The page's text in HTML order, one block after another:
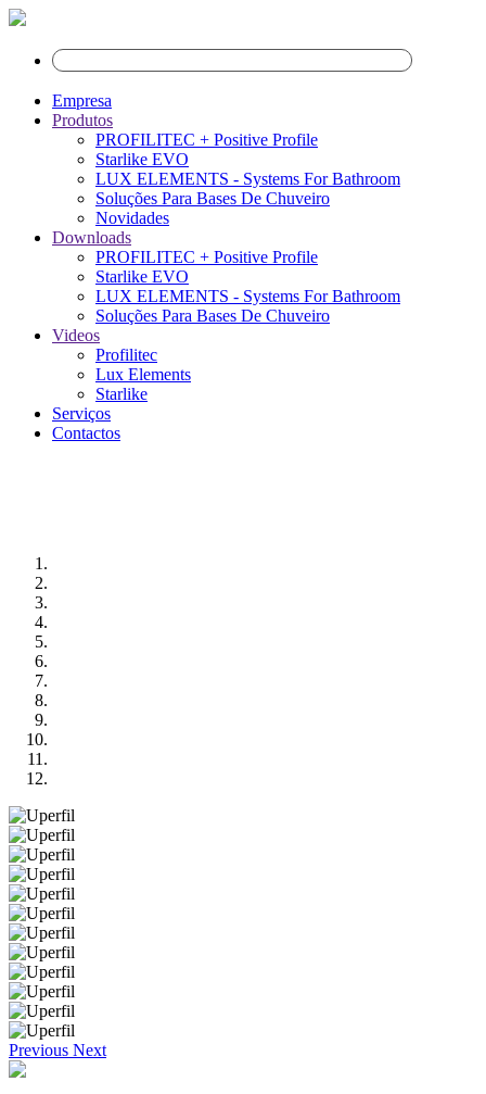
Empresa
Produtos
PROFILITEC + Positive Profile
Starlike EVO
LUX ELEMENTS - Systems For Bathroom
Soluções Para Bases De Chuveiro
Novidades
Downloads
PROFILITEC + Positive Profile
Starlike EVO
LUX ELEMENTS - Systems For Bathroom
Soluções Para Bases De Chuveiro
Videos
Profilitec
Lux Elements
Starlike
Serviços
Contactos
Previous Next